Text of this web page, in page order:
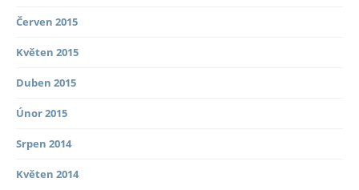
Červen 2015
Květen 2015
Duben 2015
Únor 2015
Srpen 2014
Květen 2014